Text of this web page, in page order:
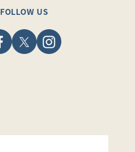
FOLLOW US